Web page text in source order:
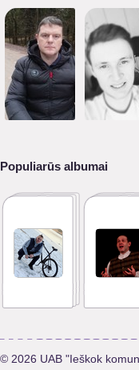
Populiarūs albumai
© 2026 UAB "Ieškok